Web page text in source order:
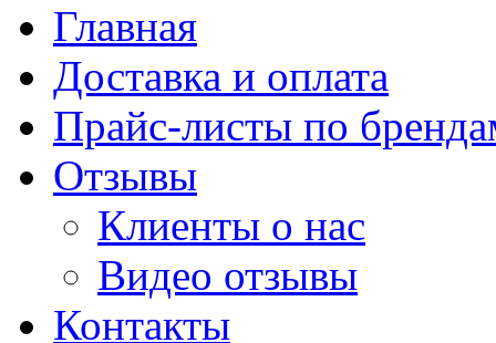
Главная
Доставка и оплата
Прайс-листы по
Отзывы
Клиенты о нас
Видео отзывы
Контакты